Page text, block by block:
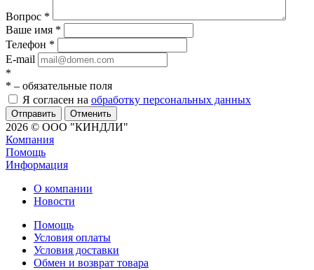
Вопрос *
Ваше имя *
Телефон *
E-mail
*
* – обязательные поля
Я согласен на обработку персональных данных
Отменить
2026 © ООО "КИНДЛИ"
Компания
Помощь
Информация
О компании
Новости
Помощь
Условия оплаты
Условия доставки
Обмен и возврат товара